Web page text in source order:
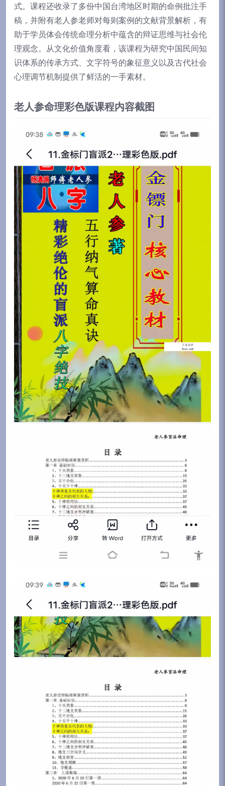
式。课程还收录了多份中国台湾地区时期的命例批注手
稿，并附有老人参老师对每则案例的文献背景解析，有
助于学员体会传统命理分析中蕴含的辩证思维与社会伦
理观念。从文化价值角度看，该课程为研究中国民间知
识体系的传承方式、文字符号的象征意义以及古代社会
心理调节机制提供了鲜活的一手素材。
老人参命理彩色版课程内容截图